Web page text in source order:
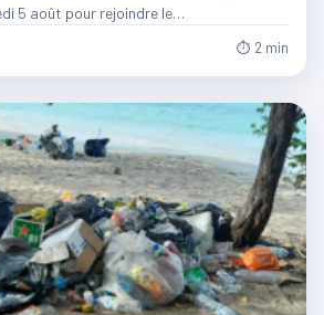
5 août pour rejoindre le…
⏱ 2 min